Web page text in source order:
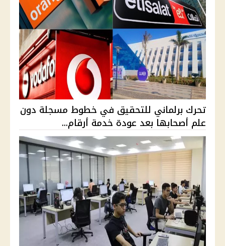
تحرك برلماني للتحقيق في خطوط مسجلة دون
علم أصحابها بعد عودة خدمة أرقام...